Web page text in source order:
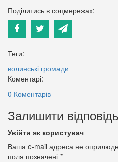
Поділитись в соцмережах:
Теги:
волинські громади
Коментарі:
0 Коментарів
Залишити відповідь
Увійти як користувач
Ваша e-mail адреса не
поля позначені *